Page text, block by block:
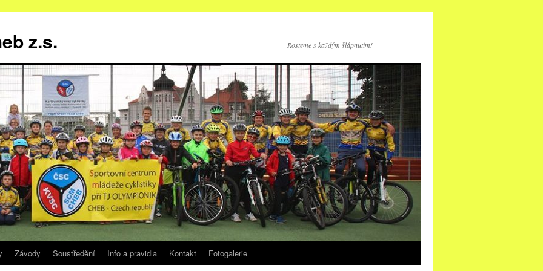
z.s. Rosteme s každým šlápnutím!
Závody Soustředění Info a pravidla Kontakt Fotogalerie